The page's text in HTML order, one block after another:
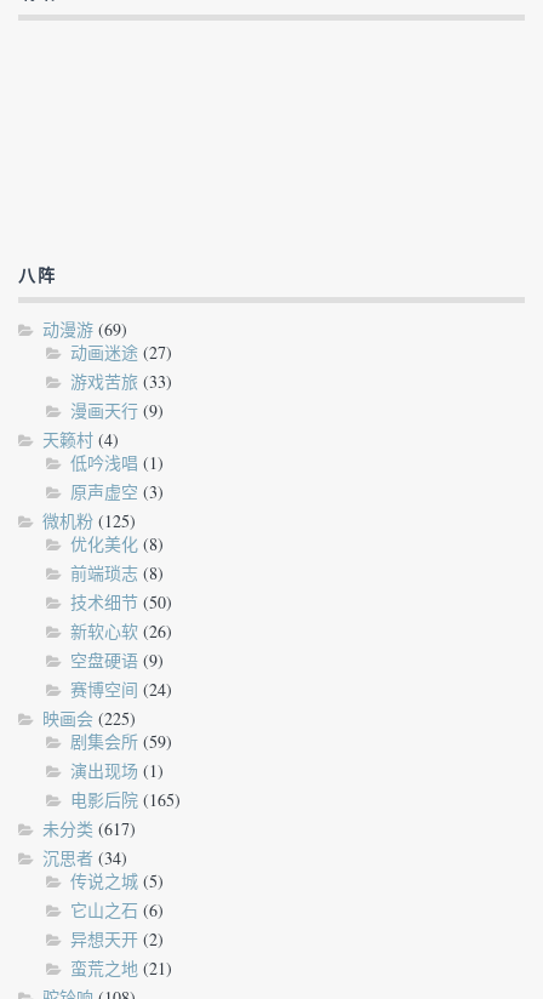
八阵
动漫游 (69)
动画迷途 (27)
游戏苦旅 (33)
漫画天行 (9)
天籁村 (4)
低吟浅唱 (1)
原声虚空 (3)
微机粉 (125)
优化美化 (8)
前端琐志 (8)
技术细节 (50)
新软心软 (26)
空盘硬语 (9)
赛博空间 (24)
映画会 (225)
剧集会所 (59)
演出现场 (1)
电影后院 (165)
未分类 (617)
沉思者 (34)
传说之城 (5)
它山之石 (6)
异想天开 (2)
蛮荒之地 (21)